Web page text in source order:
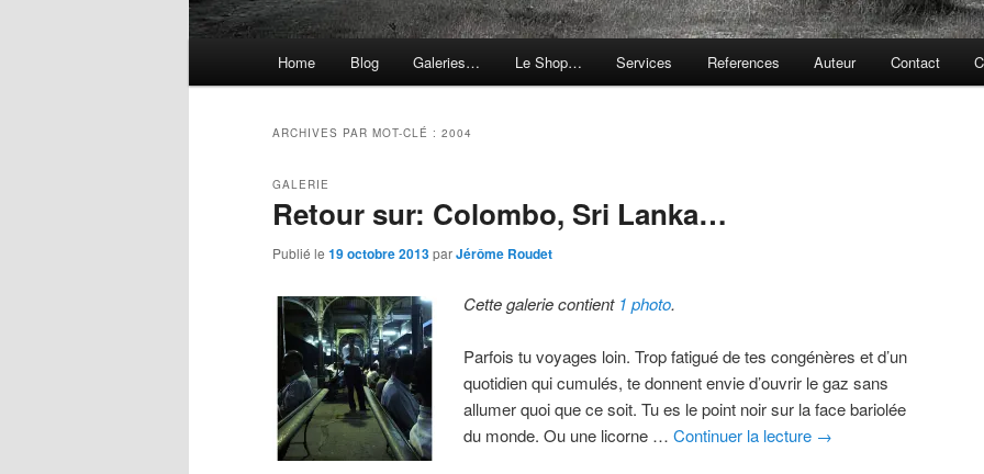
Home Blog Galeries… Le Shop… Services References Auteur Contact
ARCHIVES PAR MOT-CLÉ : 2004
Retour sur: Colombo, Sri Lanka…
GALERIE
Publié le 19 octobre 2013parJérôme Roudet
Cette galerie contient 1 photo.
Parfois tu voyages loin. Trop fatigué de tes congénères et d’un
quotidien qui cumulés, te donnent envie d’ouvrir le gaz sans
allumer quoi que ce soit. Tu es le point noir sur la face bariolée
du monde. Ou une licorne …Continuer la lecture →